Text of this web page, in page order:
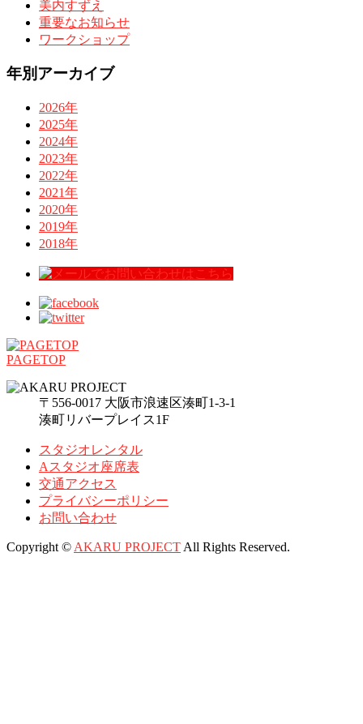
美内すずえ
重要なお知らせ
ワークショップ
年別アーカイブ
2026年
2025年
2024年
2023年
2022年
2021年
2020年
2019年
2018年
PAGETOP
〒556-0017 大阪市浪速区湊町1-3-1
湊町リバープレイス1F
スタジオレンタル
Aスタジオ座席表
交通アクセス
プライバシーポリシー
お問い合わせ
Copyright © AKARU PROJECT All Rights Reserved.